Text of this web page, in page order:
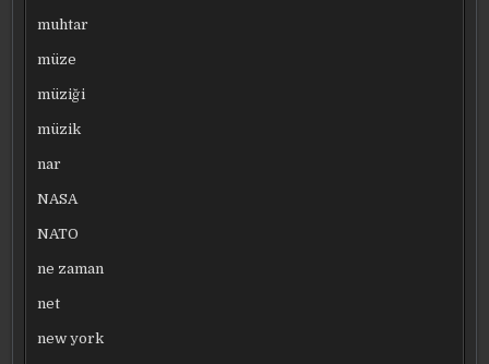
muhtar
müze
müziği
müzik
nar
NASA
NATO
ne zaman
net
new york